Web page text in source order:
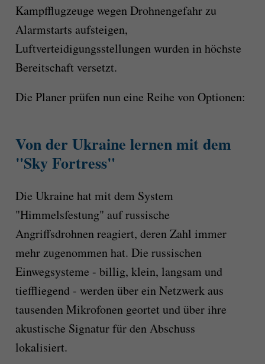
Kampfflugzeuge wegen Drohnengefahr zu
Alarmstarts aufsteigen,
Luftverteidigungsstellungen wurden in höchste
Bereitschaft versetzt.
Die Planer prüfen nun eine Reihe von Optionen:
Von der Ukraine lernen mit dem
"Sky Fortress"
Die Ukraine hat mit dem System
"Himmelsfestung" auf russische
Angriffsdrohnen reagiert, deren Zahl immer
mehr zugenommen hat. Die russischen
Einwegsysteme - billig, klein, langsam und
tieffliegend - werden über ein Netzwerk aus
tausenden Mikrofonen geortet und über ihre
akustische Signatur für den Abschuss
lokalisiert.